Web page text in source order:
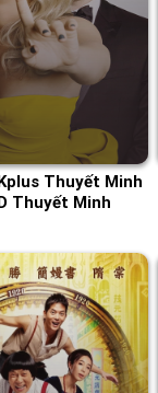
Thuyết Minh
Thuyết Minh